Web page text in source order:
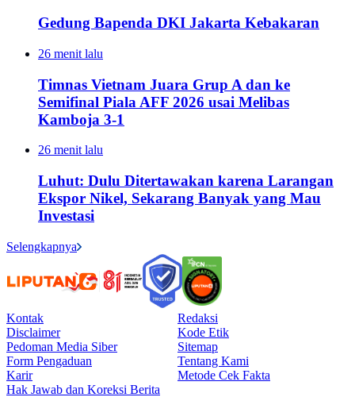
Gedung Bapenda DKI Jakarta Kebakaran
26 menit lalu
Timnas Vietnam Juara Grup A dan ke
Semifinal Piala AFF 2026 usai Melibas
Kamboja 3-1
26 menit lalu
Luhut: Dulu Ditertawakan karena Larangan
Ekspor Nikel, Sekarang Banyak yang Mau
Investasi
Selengkapnya
Kontak
Redaksi
Disclaimer
Kode Etik
Pedoman Media Siber
Sitemap
Form Pengaduan
Tentang Kami
Karir
Metode Cek Fakta
Hak Jawab dan Koreksi Berita